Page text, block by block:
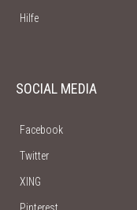
Hilfe
SOCIAL MEDIA
Facebook
Twitter
XING